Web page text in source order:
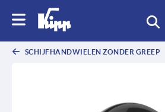
SCHIJFHANDWIELEN ZONDER GREEP